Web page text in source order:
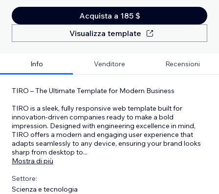
Acquista a 185 $
Visualizza template
Info Venditore Recensioni
TIRO – The Ultimate Template for Modern Business
TIRO is a sleek, fully responsive web template built for
innovation-driven companies ready to make a bold
impression. Designed with engineering excellence in mind,
TIRO offers a modern and engaging user experience that
adapts seamlessly to any device, ensuring your brand looks
sharp from desktop to...
Mostra di più
Settore:
Scienza e tecnologia